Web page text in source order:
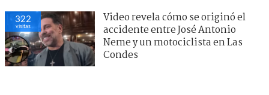
322
visitas
Video revela cómo se originó el
accidente entre José Antonio
Neme y un motociclista en Las
Condes